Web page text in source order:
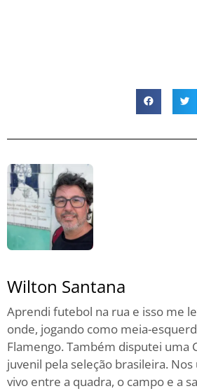
Wilton Santana
Aprendi futebol na rua e isso me
onde, jogando como meia-
Flamengo. Também disputei uma
juvenil pela seleção brasileira.
vivo entre a quadra, o campo e a